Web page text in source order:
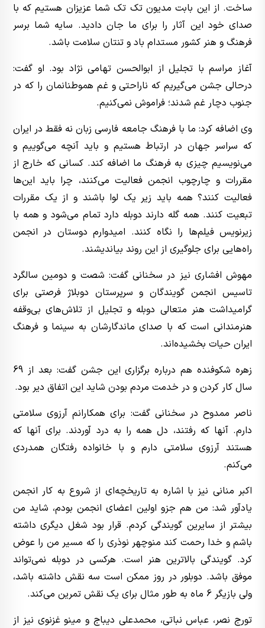
ساخت. از این بابت مدیون تک تک شما عزیزان هستیم که با
صدای خود این آثار را برای ما جان دادید. سایه شما برسر
فرهنگ و هنر کشور مستدام باد و تنتان سلامت باشد.
آغاز مراسم با تجلیل از ابوالحسن تهامی نژاد بود. او گفت:
درحالی جشن می‌گیریم که ناراحتی و غم هموطنانمان را که در
جنوب دچار غم شدند؛ فراموش نمی‌کنیم.
وی اضافه کرد: ما با فرهنگ جامعه فارسی زبان نه فقط در ایران
که سراسر جهان در ارتباط هستیم و باید آنچه می‌گوییم و
می‌نویسیم چیزی به فرهنگ ما اضافه کند. کسانی که خارج از
مقررات و چارچوب انجمن فعالیت می‌کنند، چرا باید این‌ها
فعالیت کنند؟ همه باید زیر یک لوا باشند و از یک مقررات
تبعیت کنند. همه گله دارند دوبله دارد تمام می‌شود و همه با
زیرنویس فیلم‌ها را نگاه کنند. امیدوارم دوستان در انجمن
راه‌هایی برای جلوگیری از این روند بیاندیشند.
مهوش افشاری نیز در سخنانی گفت: شصت و دومین سالگرد
تاسیس انجمن گویندگان و سرپرستان دوبلاژ فرصتی برای
گرامیداشت هنر متعالی دوبله و تجلیل از تلاش‌های بی‌وقفه
هنرمندانی است که با صدای ماندگارشان به سینما و فرهنگ
ایران حیات بخشیده‌اند.
زهره شکوفنده هم درباره برگزاری این جشن گفت: بعد از 69
سال کار کردن و در خدمت مردم بودن شاید این اتفاق دیر بود.
ناصر ممدوح در سخنانی گفت: برای همکارانم آرزوی سلامتی
دارم. آنها که رفتند، دل همه را به درد آوردند. برای آنها که
هستند آرزوی سلامتی دارم و با خانواده رفتگان همدردی
می‌کنم.
اکبر منانی نیز با اشاره به تاریخچه‌ای از شروع به کار انجمن
یادآور شد: من هم جزو اولین اعضای انجمن بودم، شاید من
بیشتر از سایرین گویندگی کردم. قرار بود شغل دیگری داشته
باشم و خدا رحمت کند منوچهر نوذری را که مسیر من را عوض
کرد. گویندگی بالاترین هنر است. هرکسی در دوبله نمی‌تواند
موفق باشد. دوبلور در روز ممکن است سه نقش داشته باشد،
ولی بازیگر 6 ماه به طور مثال برای یک نقش تمرین می‌کند.
تورج نصر، عباس نباتی، محمدعلی دیباج و مینو غزنوی نیز از